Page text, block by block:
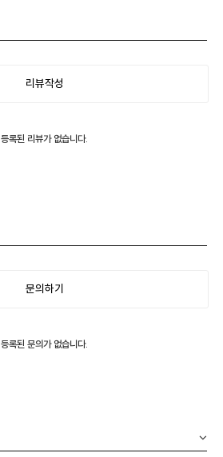
리뷰작성
등록된 리뷰가 없습니다.
문의하기
등록된 문의가 없습니다.